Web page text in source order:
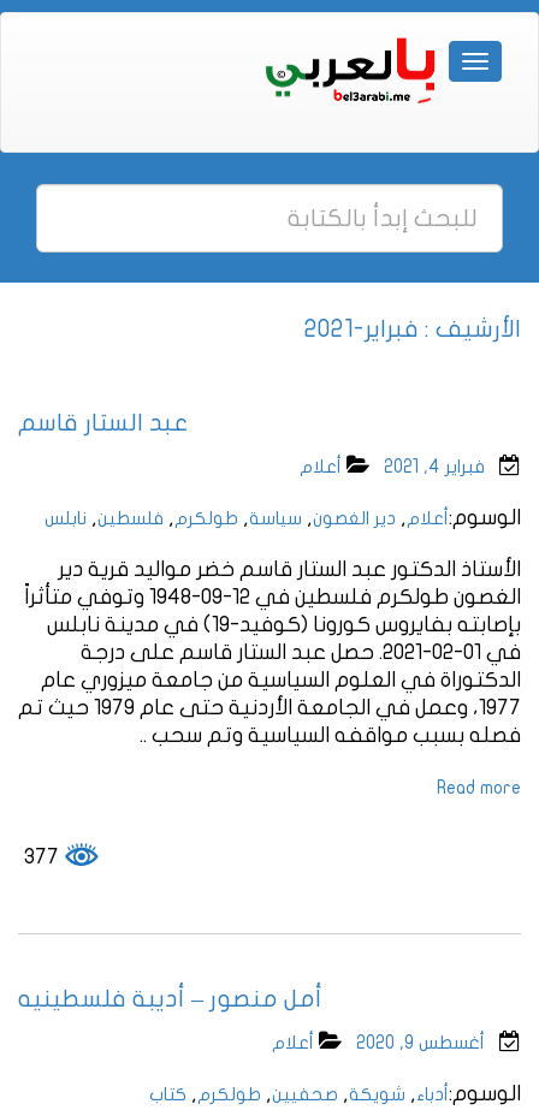
الأرشيف : فبراير-2021
عبد الستار قاسم
فبراير 4, 2021 أعلام
الوسوم: أعلام , دير الغصون, سياسة, طولكرم , فلسطين, نابلس
الأستاذ الدكتور عبد الستار قاسم خضر مواليد قرية دير
الغصون طولكرم فلسطين في 12-09-1948 وتوفي متأثراً
بإصابته بفايروس كورونا (كوفيد-19) في مدينة نابلس
في 01-02-2021. حصل عبد الستار قاسم على درجة
الدكتوراة في العلوم السياسية من جامعة ميزوري عام
1977، وعمل في الجامعة الأردنية حتى عام 1979 حيث تم
فصله بسبب مواقفه السياسية وتم سحب ..
Read more
أمل منصور – أديبة فلسطينيه
أغسطس 9, 2020 أعلام
الوسوم: أدباء, شويكة, صحفيين, طولكرم , كتاب